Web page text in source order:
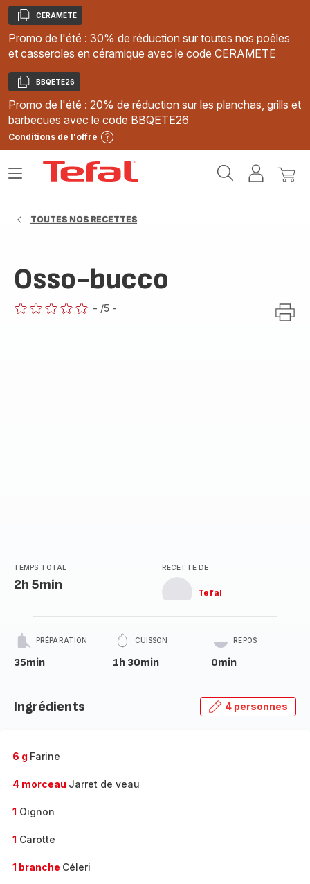
Copier
CERAMETE
Promo de l'été : 30% de réduction sur toutes nos poêles
et casseroles en céramique avec le code CERAMETE
Copier
BBQETE26
Promo de l'été : 20% de réduction sur les planchas, grills et
barbecues avec le code BBQETE26
Conditions de l'offre
MonMon
Ouvrir
TOUTES NOS RECETTES
Osso-bucco
- /5 -
TEMPS TOTAL
2h 5min
RECETTE DE
Tefal
PRÉPARATION
35min
CUISSON
1h 30min
REPOS
0min
Ingrédients 4 personnes
6 g Farine
4 morceau Jarret de veau
1 Oignon
1 Carotte
1 branche Céleri